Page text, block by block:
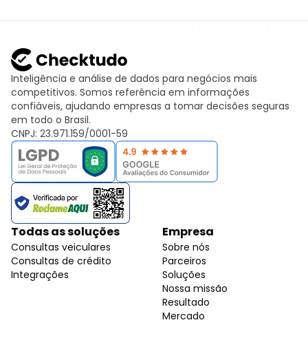
Inteligência e análise de dados para negócios mais
competitivos. Somos referência em informações
confiáveis, ajudando empresas a tomar decisões seguras
em todo o Brasil.
CNPJ: 23.971.159/0001-59
Todas as soluções
Consultas veiculares
Consultas de crédito
Integrações
Empresa
Sobre nós
Parceiros
Soluções
Nossa missão
Resultado
Mercado